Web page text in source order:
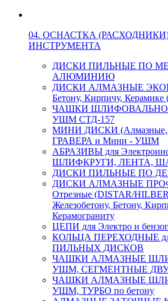
04. ОСНАСТКА
ИНСТРУМЕНТА
ДИСКИ ПИЛЬНЫЕ ПО
АЛЮМИНИЮ
ДИСКИ АЛМАЗНЫЕ
Бетону, Кирпичу,
ЧАШКИ ШЛИФОВАЛЬНО-
УШМ СТД-157
МИНИ ДИСКИ (Алмазные,
ГРАВЕРА и Мини - УШМ
АБРАЗИВЫ для
ШЛИФКРУГИ, ЛЕНТА,
ДИСКИ ПИЛЬНЫЕ ПО
ДИСКИ АЛМАЗНЫЕ
Отрезные (DISTAR/
Железобетону, Бетону,
Керамограниту
ЦЕПИ для Электро и
КОЛЬЦА ПЕРЕХОДНЫЕ
ПИЛЬНЫХ ДИСКОВ
ЧАШКИ АЛМАЗНЫЕ
УШМ, СЕГМЕНТНЫЕ
ЧАШКИ АЛМАЗНЫЕ
УШМ, ТУРБО по бетону